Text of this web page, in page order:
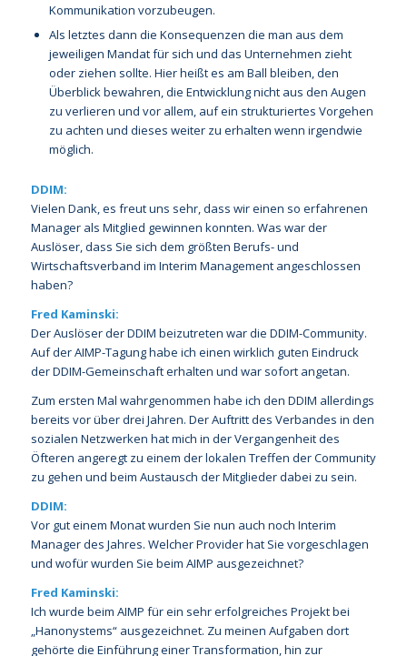
Kommunikation vorzubeugen.
Als letztes dann die Konsequenzen die man aus dem
jeweiligen Mandat für sich und das Unternehmen zieht
oder ziehen sollte. Hier heißt es am Ball bleiben, den
Überblick bewahren, die Entwicklung nicht aus den Augen
zu verlieren und vor allem, auf ein strukturiertes Vorgehen
zu achten und dieses weiter zu erhalten wenn irgendwie
möglich.
DDIM:
Vielen Dank, es freut uns sehr, dass wir einen so erfahrenen
Manager als Mitglied gewinnen konnten. Was war der
Auslöser, dass Sie sich dem größten Berufs- und
Wirtschaftsverband im Interim Management angeschlossen
haben?
Fred Kaminski:
Der Auslöser der DDIM beizutreten war die DDIM-Community.
Auf der AIMP-Tagung habe ich einen wirklich guten Eindruck
der DDIM-Gemeinschaft erhalten und war sofort angetan.
Zum ersten Mal wahrgenommen habe ich den DDIM allerdings
bereits vor über drei Jahren. Der Auftritt des Verbandes in den
sozialen Netzwerken hat mich in der Vergangenheit des
Öfteren angeregt zu einem der lokalen Treffen der Community
zu gehen und beim Austausch der Mitglieder dabei zu sein.
DDIM:
Vor gut einem Monat wurden Sie nun auch noch Interim
Manager des Jahres. Welcher Provider hat Sie vorgeschlagen
und wofür wurden Sie beim AIMP ausgezeichnet?
Fred Kaminski:
Ich wurde beim AIMP für ein sehr erfolgreiches Projekt bei
„Hanonystems“ ausgezeichnet. Zu meinen Aufgaben dort
gehörte die Einführung einer Transformation, hin zur